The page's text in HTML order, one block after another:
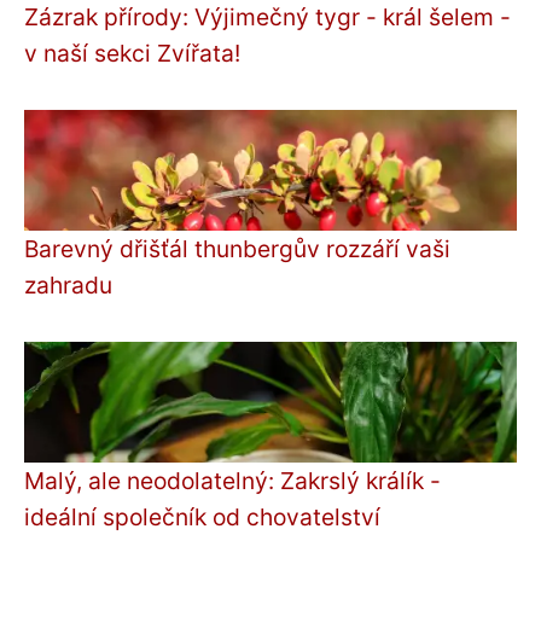
Zázrak přírody: Výjimečný tygr - král šelem -
v naší sekci Zvířata!
Barevný dřišťál thunbergův rozzáří vaši
zahradu
Malý, ale neodolatelný: Zakrslý králík -
ideální společník od chovatelství